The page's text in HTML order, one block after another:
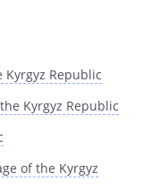
Republic
Kyrgyz Republic
of the Kyrgyz